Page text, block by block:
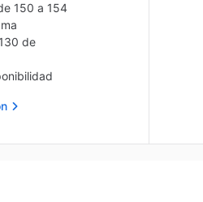
150 a 154
de